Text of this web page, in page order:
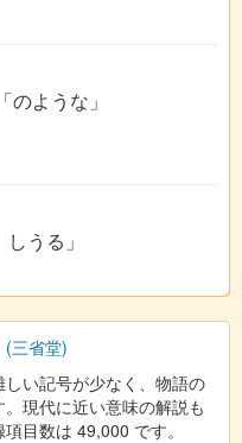
「のような」
しうる」
(三省堂)
い記号が少なく、物語の
現代に近い意味の解説も
目数は 49,000 です。